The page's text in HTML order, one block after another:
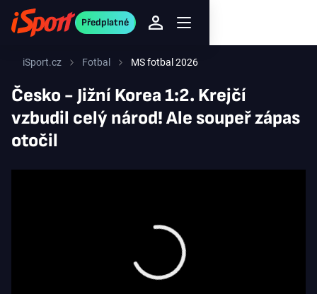
Předplatné
iSport.cz Fotbal MS fotbal 2026
Česko - Jižní Korea 1:2. Krejčí
vzbudil celý národ! Ale soupeř zápas
otočil